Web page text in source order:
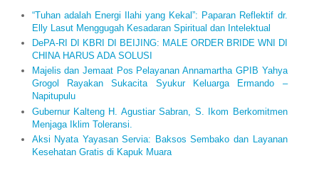
“Tuhan adalah Energi Ilahi yang Kekal”: Paparan Reflektif dr.
Elly Lasut Menggugah Kesadaran Spiritual dan Intelektual
DePA-RI DI KBRI DI BEIJING: MALE ORDER BRIDE WNI DI
CHINA HARUS ADA SOLUSI
Majelis dan Jemaat Pos Pelayanan Annamartha GPIB Yahya
Grogol Rayakan Sukacita Syukur Keluarga Ermando –
Napitupulu
Gubernur Kalteng H. Agustiar Sabran, S. Ikom Berkomitmen
Menjaga Iklim Toleransi.
Aksi Nyata Yayasan Servia: Baksos Sembako dan Layanan
Kesehatan Gratis di Kapuk Muara